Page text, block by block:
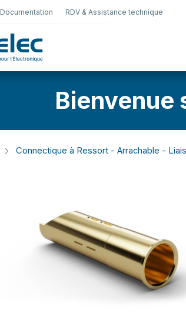
Documentation RDV & Assistance technique
Bienvenue
Connectique à Ressort - Arrachable -